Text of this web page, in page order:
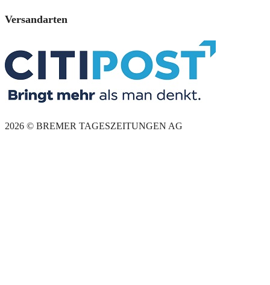
Versandarten
2026 © BREMER TAGESZEITUNGEN AG